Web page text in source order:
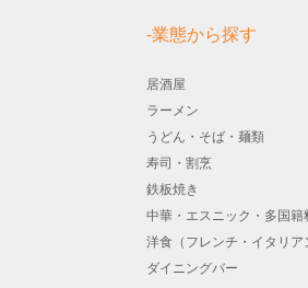
-業態から探す
居酒屋
ラーメン
うどん・そば・麺類
寿司・割烹
鉄板焼き
中華・エスニック・多国籍
洋食（フレンチ・イタリア
ダイニングバー